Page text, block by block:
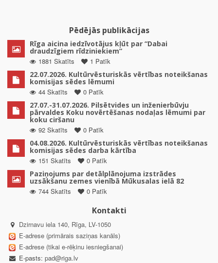
Pēdējās publikācijas
Rīga aicina iedzīvotājus kļūt par “Dabai
draudzīgiem rīdziniekiem”
1881 Skatīts
1 Patīk
22.07.2026. Kultūrvēsturiskās vērtības noteikšanas
komisijas sēdes lēmumi
44 Skatīts
0 Patīk
27.07.-31.07.2026. Pilsētvides un inženierbūvju
pārvaldes Koku novērtēšanas nodaļas lēmumi par
koku ciršanu
92 Skatīts
0 Patīk
04.08.2026. Kultūrvēsturiskās vērtības noteikšanas
komisijas sēdes darba kārtība
151 Skatīts
0 Patīk
Paziņojums par detālplānojuma izstrādes
uzsākšanu zemes vienībā Mūkusalas ielā 82
744 Skatīts
0 Patīk
Kontakti
Dzirnavu iela 140, Rīga, LV-1050
E-adrese (primārais saziņas kanāls)
E-adrese (tikai e-rēķinu iesniegšanai)
E-pasts: pad@riga.lv